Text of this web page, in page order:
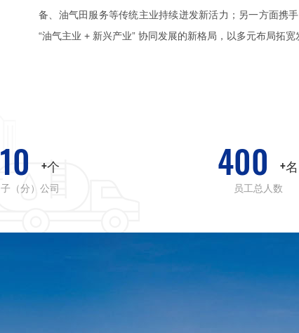
备、油气田服务等传统主业持续迸发新活力；另一方面携
“油气主业 + 新兴产业” 协同发展的新格局，以多元布局拓宽
10 +个
子（分）公司
400 +名
员工总人数